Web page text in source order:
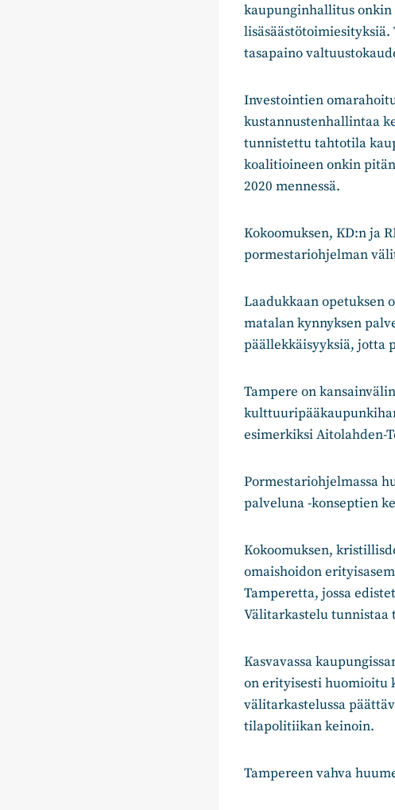
kaupunginhallitus
tasapaino
Investointien
kustannustenhallintaa
tunnistettu tahtotila
koalitioineen onkin
2020 mennessä.
Kokoomuksen, KD:n ja
pormestariohjelman
Laadukkaan opetuksen
matalan kynnyksen
päällekkäisyyksiä, jotta
Tampere on
esimerkiksi Aitolahden-
Pormestariohjelmassa
palveluna -konseptien
Kokoomuksen,
omaishoidon
Tamperetta, jossa
Välitarkastelu tunnistaa
Kasvavassa
on erityisesti huomioitu
välitarkastelussa
tilapolitiikan keinoin.
Tampereen vahva